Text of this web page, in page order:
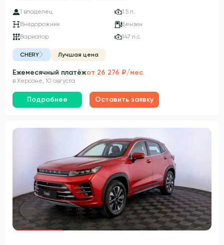
1 владелец
1.5 л.
Внедорожник
Бензин
Вариатор
147 л.с.
CHERY Лучшая цена
Ежемесячный платёжот 26 276 ₽/мес.
в Херсоне, 10 августа
Подробнее Оставить заявку
Гарантия 3 года